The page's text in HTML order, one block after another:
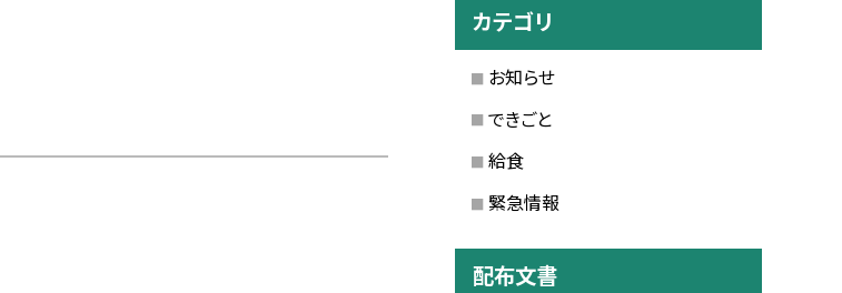
カテゴリ
お知らせ
できごと
給食
緊急情報
配布文書